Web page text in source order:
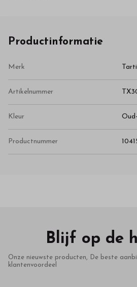
Productinformatie
Merk
Artikelnummer
Kleur
Productnummer
Blijf op de
Onze nieuwste producten, De beste
klantenvoordeel